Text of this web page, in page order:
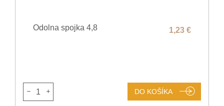
Odolna spojka 4,8 1,23 €
1 DO KOŠÍKA